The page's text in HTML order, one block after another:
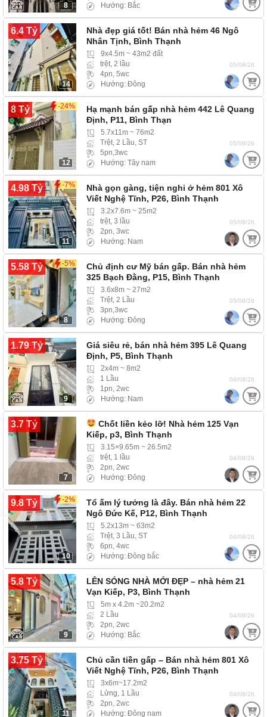
8
Hướng: Bắc
6.4 Tỷ
14
Nhà đẹp giá tốt! Bán nhà hẻm 46 Ngô
Nhân Tịnh, Bình Thạnh
9x4.5m ~ 43m2 đất
trệt, 2 lầu
4pn, 5wc
Hướng: Đông
05/08/26
8 Tỷ -24%
12
Hạ mạnh bán gấp nhà hẻm 442 Lê Quang
Định, P11, Bình Thạn
5.7x11m ~ 76m2
Trệt, 2 Lầu, ST
5pn,3wc
Hướng: Tây nam
05/08/26
4.98 Tỷ -7%
11
Nhà gọn gàng, tiện nghi ở hẻm 801 Xô
Viết Nghệ Tĩnh, P26, Bình Thạnh
3.2x7.6m ~ 25m2
trệt, 3 lầu
2pn, 3wc
Hướng: Nam
05/08/26
5.58 Tỷ -5%
8
Chủ định cư Mỹ bán gấp. Bán nhà hẻm
325 Bạch Đằng, P15, Bình Thạnh
3.6x8m ~ 27m2
Trệt, 2 Lầu
3pn,3wc
Hướng: Đông
05/08/26
1.79 Tỷ
9
Giá siêu rẻ, bán nhà hẻm 395 Lê Quang
Định, P5, Bình Thạnh
2x4m ~ 8m2
1 Lầu
1pn, 2wc
Hướng: Nam
04/08/26
3.7 Tỷ
7
Chốt liền kẻo lỡ! Nhà hẻm 125 Vạn
Kiếp, p3, Bình Thạnh
3.15×9.65m ~ 26.5m2
trệt, 1 lầu
2pn, 2wc
Hướng: Đông
04/08/26
9.8 Tỷ -2%
10
Tổ ấm lý tưởng là đây. Bán nhà hẻm 22
Ngô Đức Kế, P12, Bình Thạnh
5.2x13m ~ 63m2
Trệt, 3 Lầu, ST
6pn, 4wc
Hướng: Đông bắc
04/08/26
5.8 Tỷ
9
LÊN SÓNG NHÀ MỚI ĐẸP – nhà hẻm 21
Vạn Kiếp, P3, Bình Thạnh
5m x 4.2m ~20.2m2
2 Lầu
2pn, 2wc
Hướng: Bắc
04/08/26
3.75 Tỷ
11
Chủ cần tiền gấp – Bán nhà hẻm 801 Xô
Viết Nghệ Tĩnh, P26, Bình Thạnh
3x6m~17.2m2
Lửng, 1 Lầu
2pn, 2wc
Hướng: Đông nam
04/08/26